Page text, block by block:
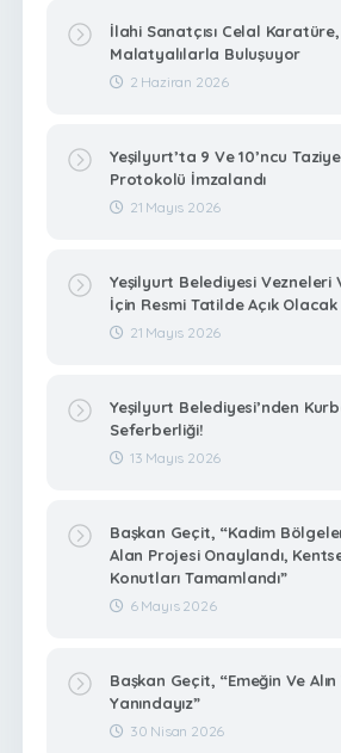
İlahi Sanatçısı Celal
Malatyalılarla Buluşuyor
2 Haziran 2026
Yeşilyurt’ta 9 Ve 10’ncu
Protokolü İmzalandı
21 Mayıs 2026
Yeşilyurt Belediyesi Vezneleri
İçin Resmi Tatilde Açık Olacak
21 Mayıs 2026
Yeşilyurt Belediyesi’nden
Seferberliği!
13 Mayıs 2026
Başkan Geçit, “Kadim
Alan Projesi Onaylandı,
Konutları Tamamlandı”
6 Mayıs 2026
Başkan Geçit, “Emeğin Ve Alın
Yanındayız”
30 Nisan 2026